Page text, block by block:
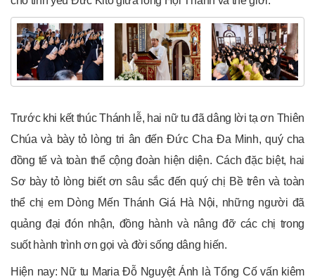
Trước khi kết thúc Thánh lễ, hai nữ tu đã dâng lời tạ ơn Thiên
Chúa và bày tỏ lòng tri ân đến Đức Cha Đa Minh, quý cha
đồng tế và toàn thể cộng đoàn hiện diện. Cách đặc biệt, hai
Sơ bày tỏ lòng biết ơn sâu sắc đến quý chị Bề trên và toàn
thể chị em Dòng Mến Thánh Giá Hà Nội, những người đã
quảng đại đón nhận, đồng hành và nâng đỡ các chị trong
suốt hành trình ơn gọi và đời sống dâng hiến.
Hiện nay: Nữ tu Maria Đỗ Nguyệt Ánh là Tổng Cố vấn kiêm